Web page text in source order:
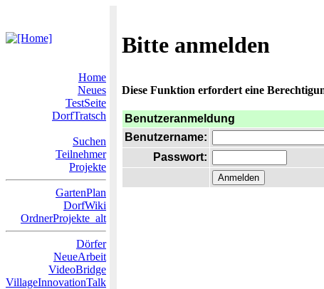
Bitte anmelden
Home
Neues
TestSeite
DorfTratsch
Suchen
Teilnehmer
Projekte
GartenPlan
DorfWiki
OrdnerProjekte_alt
Dörfer
NeueArbeit
VideoBridge
VillageInnovationTalk
Diese Funktion erfordert eine
Benutzeranmeldung
Benutzername:
Passwort: